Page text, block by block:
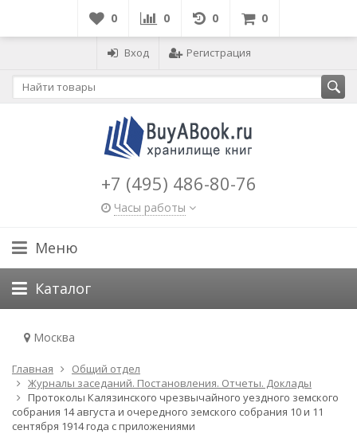
0 0 0 0
Вход Регистрация
+7 (495) 486-80-76
Часы работы
Меню
Каталог
Москва
Главная
Общий отдел
Журналы заседаний. Постановления. Отчеты. Доклады
Протоколы Калязинского чрезвычайного уездного земского
собрания 14 августа и очередного земского собрания 10 и 11
сентября 1914 года с приложениями